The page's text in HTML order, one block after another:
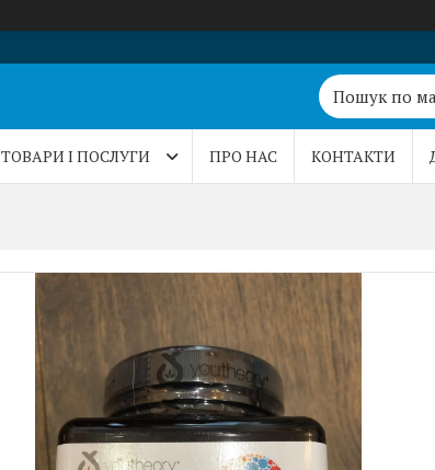
ТОВАРИ І ПОСЛУГИ ПРО НАС КОНТАКТИ